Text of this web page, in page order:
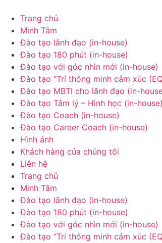
đến
dung
Trang chủ
Minh Tâm
Đào tạo lãnh đạo (in-house)
Đào tạo 180 phút (in-house)
Đào tạo với góc nhìn mới (in-house)
Đào tạo “Trí thông minh cảm xúc
Đào tạo MBTI cho lãnh đạo (in-
Đào tạo Tâm lý – Hình học (in-house)
Đào tạo Coach (in-house)
Đào tạo Career Coach (in-house)
Hình ảnh
Khách hàng của chúng tôi
Liên hệ
Trang chủ
Minh Tâm
Đào tạo lãnh đạo (in-house)
Đào tạo 180 phút (in-house)
Đào tạo với góc nhìn mới (in-house)
Đào tạo “Trí thông minh cảm xúc